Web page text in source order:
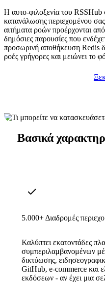
Η αυτο-φιλοξενία του RSSHub
κατανάλωσης περιεχομένου
αιτήματα ροών προέρχονται
δημόσιες παρουσίες που
προσωρινή αποθήκευση Redis
ροές γρήγορες και μειώνει το
Βασικά
5.000+ Διαδρομές
Καλύπτει εκατοντάδες
συμπεριλαμβανομένων
δικτύωσης,
GitHub, e-commerce και
εκδόσεων - αν έχει μια